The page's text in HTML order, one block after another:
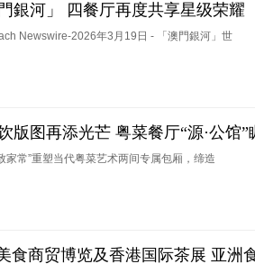
銀河」 四餐厅再度共享星级荣耀
Newswire-2026年3月19日 - 「澳門銀河」世
版图再添光芒 粤菜餐厅“源·公馆
家常”重塑当代粤菜艺术两间专属包厢，缔造
食商贸博览及香港国际茶展 亚洲